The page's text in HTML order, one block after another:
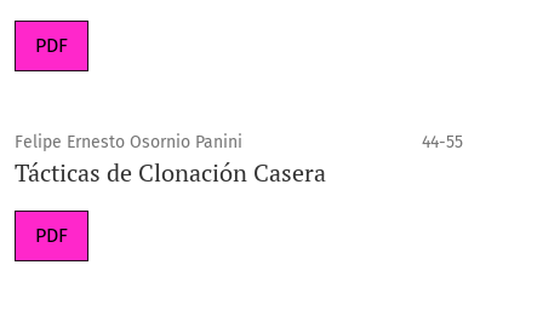
PDF
Felipe Ernesto Osornio Panini 44-55
Tácticas de Clonación Casera
PDF